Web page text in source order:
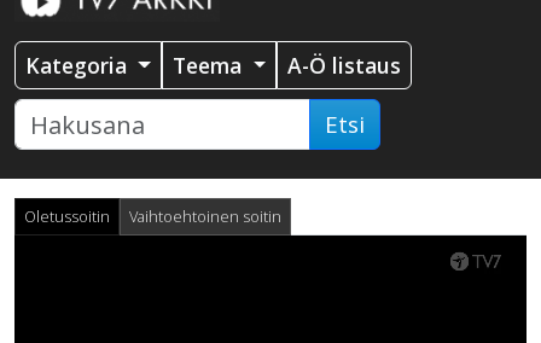
Kategoria Teema A-Ö listaus
Etsi
Oletussoitin Vaihtoehtoinen soitin